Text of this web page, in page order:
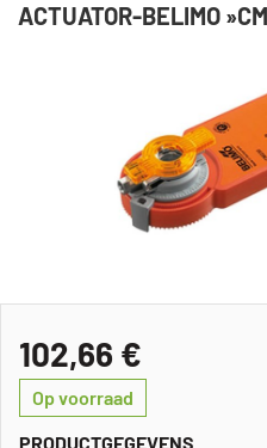
ACTUATOR-BELIMO
102,66 €
Op voorraad
PRODUCTGEGEVENS